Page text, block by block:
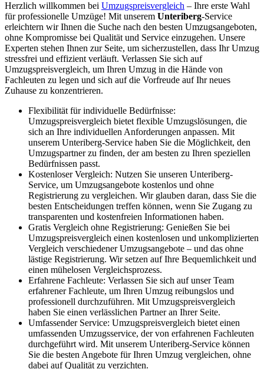
Herzlich willkommen bei Umzugspreisvergleich – Ihre erste Wahl
für professionelle Umzüge! Mit unserem Unteriberg-Service
erleichtern wir Ihnen die Suche nach den besten Umzugsangeboten,
ohne Kompromisse bei Qualität und Service einzugehen. Unsere
Experten stehen Ihnen zur Seite, um sicherzustellen, dass Ihr Umzug
stressfrei und effizient verläuft. Verlassen Sie sich auf
Umzugspreisvergleich, um Ihren Umzug in die Hände von
Fachleuten zu legen und sich auf die Vorfreude auf Ihr neues
Zuhause zu konzentrieren.
Flexibilität für individuelle Bedürfnisse:
Umzugspreisvergleich bietet flexible Umzugslösungen, die
sich an Ihre individuellen Anforderungen anpassen. Mit
unserem Unteriberg-Service haben Sie die Möglichkeit, den
Umzugspartner zu finden, der am besten zu Ihren speziellen
Bedürfnissen passt.
Kostenloser Vergleich: Nutzen Sie unseren Unteriberg-
Service, um Umzugsangebote kostenlos und ohne
Registrierung zu vergleichen. Wir glauben daran, dass Sie die
besten Entscheidungen treffen können, wenn Sie Zugang zu
transparenten und kostenfreien Informationen haben.
Gratis Vergleich ohne Registrierung: Genießen Sie bei
Umzugspreisvergleich einen kostenlosen und unkomplizierten
Vergleich verschiedener Umzugsangebote – und das ohne
lästige Registrierung. Wir setzen auf Ihre Bequemlichkeit und
einen mühelosen Vergleichsprozess.
Erfahrene Fachleute: Verlassen Sie sich auf unser Team
erfahrener Fachleute, um Ihren Umzug reibungslos und
professionell durchzuführen. Mit Umzugspreisvergleich
haben Sie einen verlässlichen Partner an Ihrer Seite.
Umfassender Service: Umzugspreisvergleich bietet einen
umfassenden Umzugsservice, der von erfahrenen Fachleuten
durchgeführt wird. Mit unserem Unteriberg-Service können
Sie die besten Angebote für Ihren Umzug vergleichen, ohne
dabei auf Qualität zu verzichten.